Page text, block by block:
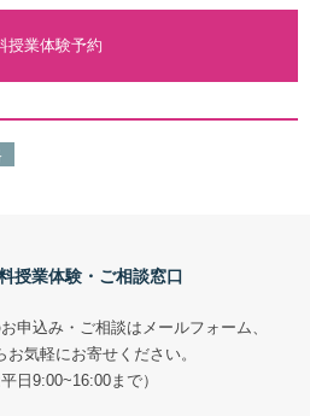
授業体験予約
授業体験・ご相談窓口
申込み・ご相談はメールフォーム、
お気軽にお寄せください。
日9:00~16:00まで）